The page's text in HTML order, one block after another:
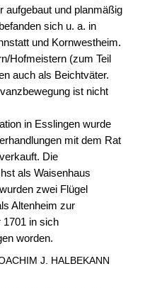
aufgebaut und planmäßig
sich u. a. in
und Kornwestheim.
Hofmeistern (zum Teil
auch als Beichtväter.
ist nicht
in Esslingen wurde
mit dem Rat
Die
als Waisenhaus
zwei Flügel
Altenheim zur
1701 in sich
worden.
J. HALBEKANN